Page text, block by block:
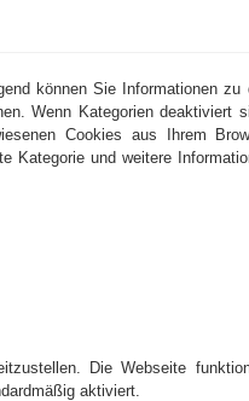
• metallpigmentierten
absorbierenden
• reduzierter
können Sie Informationen zu
Wenn Kategorien deaktiviert
Cookies aus Ihrem
Kategorie und weitere
Die Webseite
aktiviert.